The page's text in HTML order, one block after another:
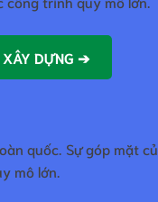
DỰNG ➔
quốc. Sự góp mặt
mô lớn.